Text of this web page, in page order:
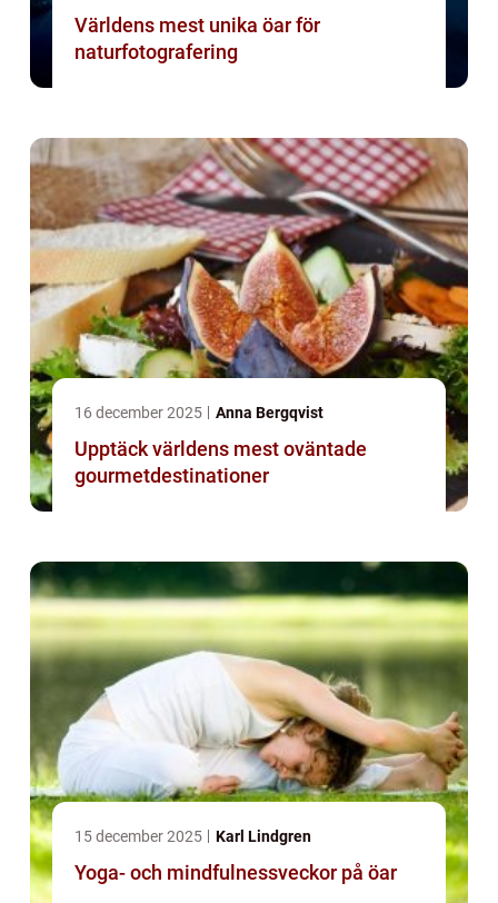
Världens mest unika öar för
naturfotografering
16 december 2025 Anna Bergqvist
Upptäck världens mest oväntade
gourmetdestinationer
15 december 2025 Karl Lindgren
Yoga- och mindfulnessveckor på öar